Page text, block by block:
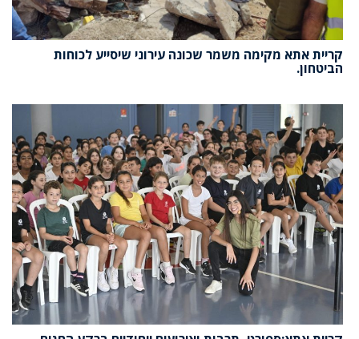
קריית אתא מקימה משמר שכונה עירוני שיסייע לכוחות
הביטחון.